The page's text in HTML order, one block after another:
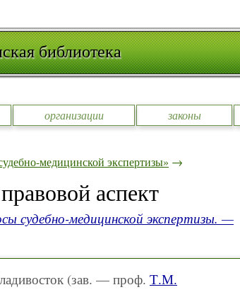
библиотека
организации законы
медицинской экспертизы» →
аспект
судебно-медицинской экспертизы. —
(зав. — проф. Т.М.